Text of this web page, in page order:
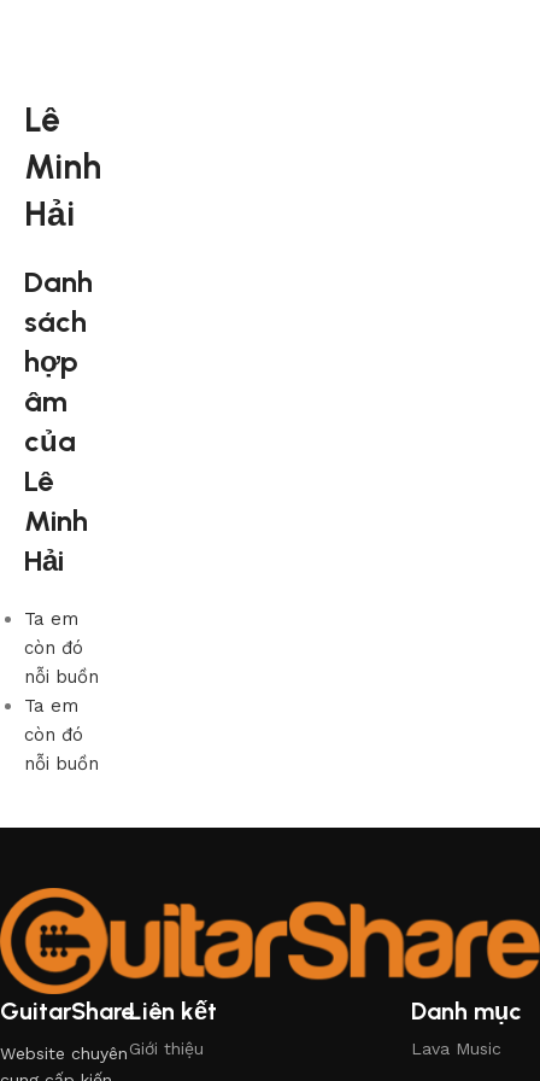
Lê
Minh
Hải
Danh
sách
hợp
âm
của
Lê
Minh
Hải
Ta em
còn đó
nỗi buồn
Ta em
còn đó
nỗi buồn
GuitarShare
Website chuyên
Liên kết
Giới thiệu
Danh mục
Lava Music